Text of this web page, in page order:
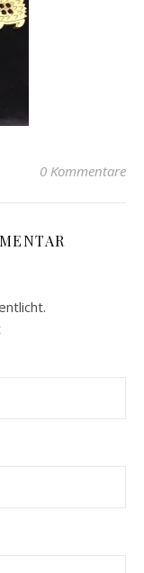
0 Kommentare